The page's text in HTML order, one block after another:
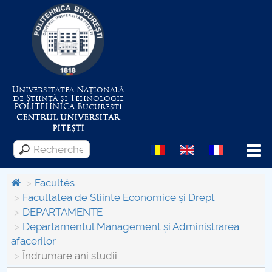
Universitatea Națională
de Știință și Tehnologie
POLITEHNICABucurești
CENTRUL UNIVERSITAR
PITEȘTI
Menu
Despre Universitate
Centrul de Management al Proiectelor
Facultés
Facultatea de Stiinte Economice și Drept
DEPARTAMENTE
Departamentul Management și Administrarea
afacerilor
Îndrumare ani studii